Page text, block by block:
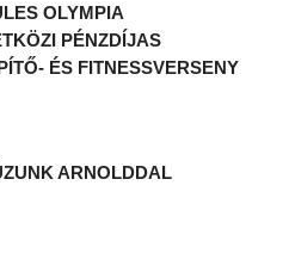
OLYMPIA
PÉNZDÍJAS
ÉS FITNESSVERSENY
ARNOLDDAL